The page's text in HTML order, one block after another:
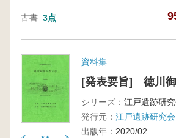
古書 3点
資料集
[発表要旨] 徳川
シリーズ： 江戸遺跡研
発行元： 江戸遺跡研究会
出版年： 2020/02